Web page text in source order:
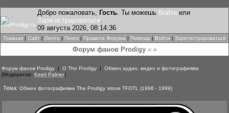
Добро пожаловать, Гость. Ты можешь Войти или
Зарегистрироваться.
09 августа 2026, 08:14:36
Главная | Сайт | Лента | Поиск | Правила Форума | Помощь | Войти | Зарегистрироваться
Форум фанов Prodigy« »
Форум фанов Prodigy | О The Prodigy | Обмен аудио, видео и фотографиями
(Модератор: Keeti Palmer)
Тема: Обмен фотографиями The Prodigy эпохи TFOTL (1996 - 1999)